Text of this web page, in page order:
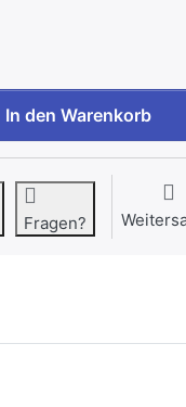
Big Love Blue
In den Warenkorb
Fragen?